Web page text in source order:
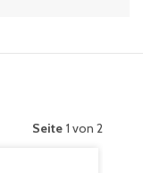
Seite 1 von 2